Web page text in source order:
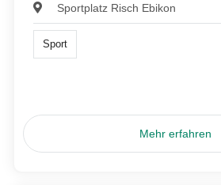
Sportplatz Risch Ebikon
Sport
Mehr erfahren